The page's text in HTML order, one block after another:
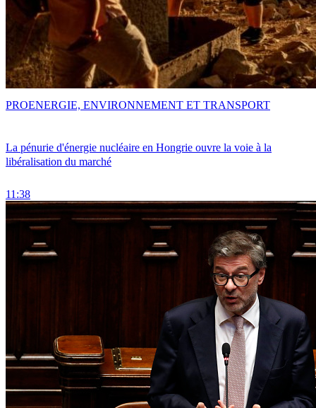
La pénurie d'énergie nucléaire en Hongrie ouvre la voie à la
libéralisation du marché
11:38
PROENERGIE, ENVIRONNEMENT ET TRANSPORT